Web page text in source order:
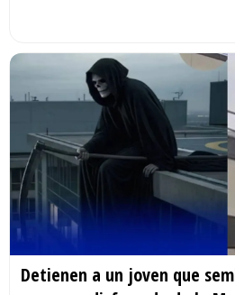
Detienen a un joven que